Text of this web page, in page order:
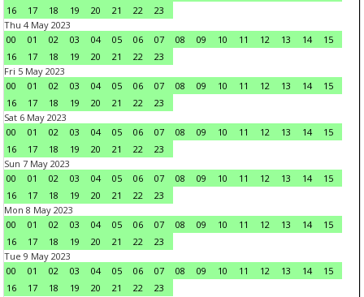
16
17 18 19 20 21 22
23
Thu 4 May 2023
00
01 02 03 04 05 06 07 08 09 10 11 12 13 14
15
16
17 18 19 20 21 22
23
Fri 5 May 2023
00
01 02 03 04 05 06 07 08 09 10 11 12 13 14
15
16
17 18 19 20 21 22
23
Sat 6 May 2023
00
01 02 03 04 05 06 07 08 09 10 11 12 13 14
15
16
17 18 19 20 21 22
23
Sun 7 May 2023
00
01 02 03 04 05 06 07 08 09 10 11 12 13 14
15
16
17 18 19 20 21 22
23
Mon 8 May 2023
00
01 02 03 04 05 06 07 08 09 10 11 12 13 14
15
16
17 18 19 20 21 22
23
Tue 9 May 2023
00
01 02 03 04 05 06 07 08 09 10 11 12 13 14
15
16
17 18 19 20 21 22
23